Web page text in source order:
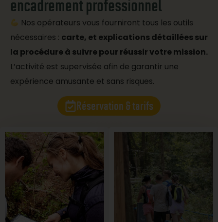
encadrement professionnel
Nos opérateurs vous fourniront tous les outils
nécessaires : carte, et explications détaillées sur
la procédure à suivre pour réussir votre mission.
L’activité est supervisée afin de garantir une
expérience amusante et sans risques.
Réservation & tarifs